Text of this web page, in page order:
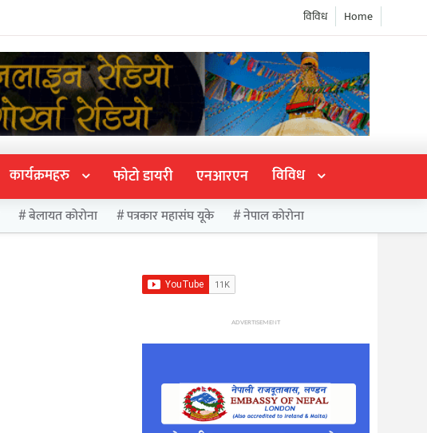
Home
विविध
कार्यक्रमहरु फोटो डायरी एनआरएन विविध
बेलायत कोरोना पत्रकार महासंघ यूके नेपाल कोरोना
ADVERTISEMENT